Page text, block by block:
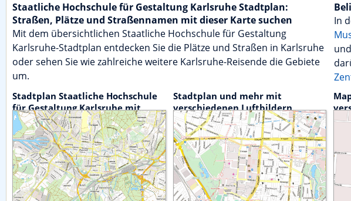
Staatliche Hochschule für Gestaltung Karlsruhe Stadtplan:
Straßen, Plätze und Straßennamen mit dieser Karte suchen
Mit dem übersichtlichen Staatliche Hochschule für Gestaltung
Karlsruhe-Stadtplan entdecken Sie die Plätze und Straßen in Karlsruhe
oder sehen Sie wie zahlreiche weitere Karlsruhe-Reisende die Gebiete
um.
In
und
Stadtplan Staatliche Hochschule
für Gestaltung Karlsruhe mit
Detailstufen
Stadtplan und mehr mit
verschiedenen Luftbildern